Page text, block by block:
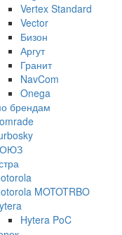
Vertex Standard
Vector
Бизон
Аргут
Гранит
NavCom
Onega
брендам
MOTOTRBO
Hytera PoC